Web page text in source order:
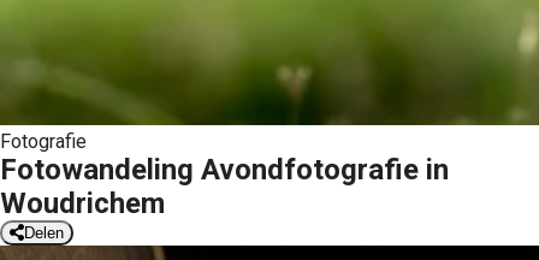
Fotografie
Fotowandeling Avondfotografie in
Woudrichem
Delen